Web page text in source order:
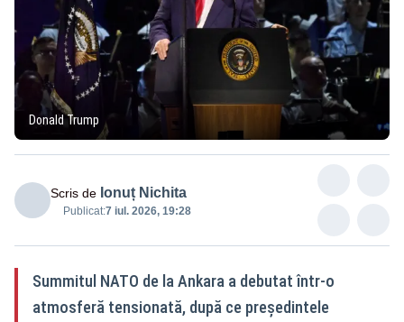
Donald Trump
Scris de Ionuț Nichita
Publicat:7 iul. 2026, 19:28
Summitul NATO de la Ankara a debutat într-o
atmosferă tensionată, după ce președintele